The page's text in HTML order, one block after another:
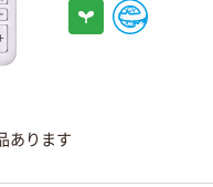
あります